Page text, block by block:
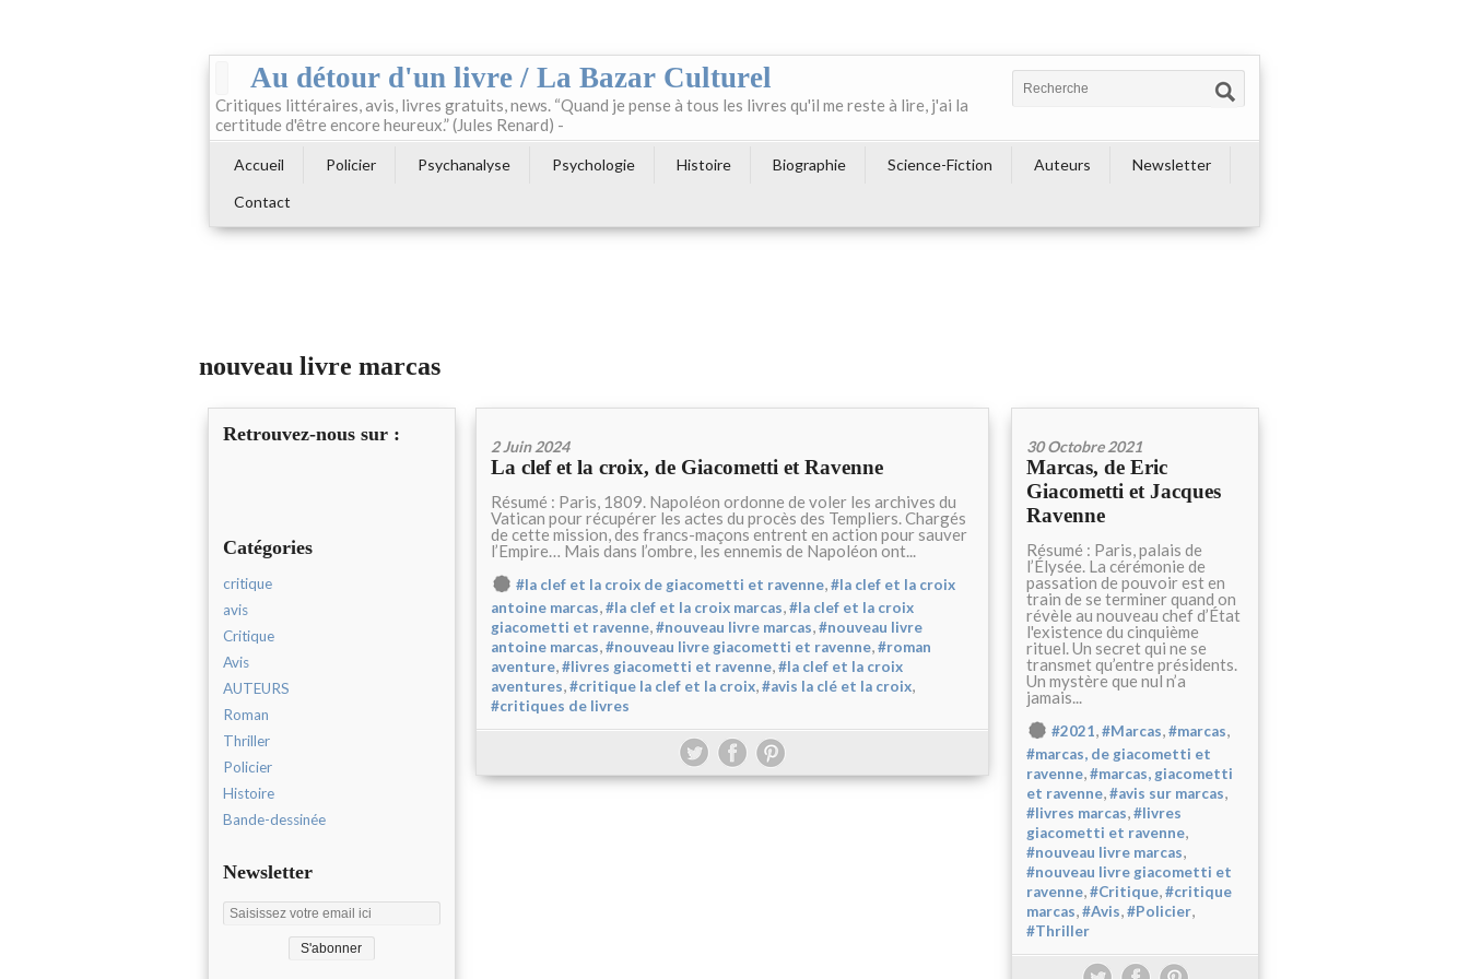
Au détour d'un livre / La Bazar Culturel
Critiques littéraires, avis, livres gratuits, news. “Quand je pense à tous les livres qu'il me reste à lire, j'ai la
certitude d'être encore heureux.” (Jules Renard) -
Accueil Policier Psychanalyse Psychologie Histoire Biographie Science-Fiction Auteurs
Newsletter
Contact
nouveau livre marcas
Retrouvez-nous sur :
Catégories
critique
avis
Critique
Avis
AUTEURS
Roman
Thriller
Policier
Histoire
Bande-dessinée
Newsletter
2 Juin 2024
La clef et la croix, de Giacometti et Ravenne
Résumé : Paris, 1809. Napoléon ordonne de voler les archives du
Vatican pour récupérer les actes du procès des Templiers. Chargés
de cette mission, des francs-maçons entrent en action pour sauver
l’Empire… Mais dans l’ombre, les ennemis de Napoléon ont...
#la clef et la croix de giacometti et ravenne,#la clef et la croix
antoine marcas,#la clef et la croix marcas,#la clef et la croix
giacometti et ravenne,#nouveau livre marcas,#nouveau livre
antoine marcas,#nouveau livre giacometti et ravenne,#roman
aventure,#livres giacometti et ravenne,#la clef et la croix
aventures,#critique la clef et la croix,#avis la clé et la croix,
#critiques de livres
30 Octobre 2021
Marcas, de Eric
Giacometti et Jacques
Ravenne
Résumé : Paris, palais de
l’Élysée. La cérémonie de
passation de pouvoir est en
train de se terminer quand on
révèle au nouveau chef d’État
l'existence du cinquième
rituel. Un secret qui ne se
transmet qu’entre présidents.
Un mystère que nul n’a
jamais...
#2021,#Marcas,#marcas,
#marcas, de giacometti et
ravenne,#marcas, giacometti
et ravenne,#avis sur marcas,
#livres marcas,#livres
giacometti et ravenne,
#nouveau livre marcas,
#nouveau livre giacometti et
ravenne,#Critique,#critique
marcas,#Avis,#Policier,
#Thriller